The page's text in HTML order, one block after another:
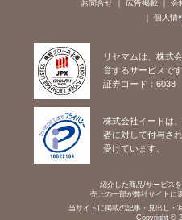
お問合せ 広告掲載 会
個人情
リセマムは、株式
営するサービスです
証券コード：6038
株式会社イードは
者に対して付与さ
受けています。
紹介した商品/サービス
売上の一部が弊社サイトに
当サイトに掲載の記事・見出し・
Copyright ©